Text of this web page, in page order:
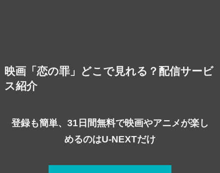
映画「恋の罪」どこで見れる？配信サービ
ス紹介
登録も簡単、31日間無料で映画やアニメが楽し
めるのはU-NEXTだけ